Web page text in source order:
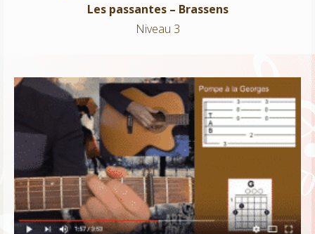
Les passantes – Brassens
Niveau 3
Le parapluie – Georges Brassens
Niveau 2